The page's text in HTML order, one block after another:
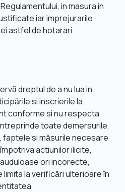
in masura in
iar imprejurarile
astfel de hotarari.
dreptul de a nu lua in
si inscrierile la
conforme si nu respecta
toate demersurile,
faptele si măsurile necesare
actiunilor ilicite,
ori incorecte,
limita la verificări ulterioare în